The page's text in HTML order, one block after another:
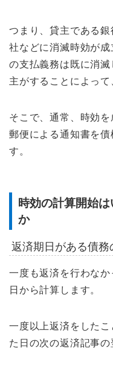
つまり、貸主である
社などに消滅時効が
の支払義務は既に消
主がすることによって
そこで、通常、時効
郵便による通知書を
す。
時効の計算開始
か
返済期日がある債務
一度も返済を行わな
日から計算します。
一度以上返済をした
た日の次の返済記事の